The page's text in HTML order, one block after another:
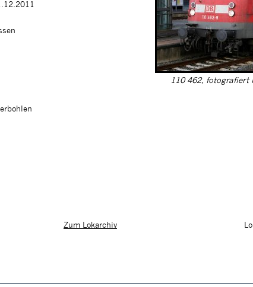
110 462, fotografiert
Zum Lokarchiv